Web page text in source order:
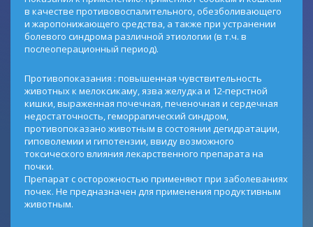
в качестве противовоспалительного, обезболивающего
и жаропонижающего средства, а также при устранении
болевого синдрома различной этиологии (в т.ч. в
послеоперационный период).
Противопоказания : повышенная чувствительность
животных к мелоксикаму, язва желудка и 12-перстной
кишки, выраженная почечная, печеночная и сердечная
недостаточность, геморрагический синдром,
противопоказано животным в состоянии дегидратации,
гиповолемии и гипотензии, ввиду возможного
токсического влияния лекарственного препарата на
почки.
Препарат с осторожностью применяют при заболеваниях
почек. Не предназначен для применения продуктивным
животным.